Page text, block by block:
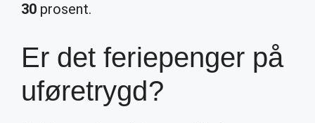
30 prosent.
Er det feriepenger på
uføretrygd?